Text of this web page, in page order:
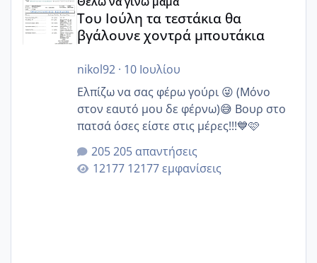
Του Ιούλη τα τεστάκια θα
βγάλουνε χοντρά μπουτάκια
nikol92· 10 Ιουλίου
Ελπίζω να σας φέρω γούρι 😜 (Μόνο
στον εαυτό μου δε φέρνω)😅 Βουρ στο
πατσά όσες είστε στις μέρες!!!💙🩷
205 απαντήσεις
12177 εμφανίσεις